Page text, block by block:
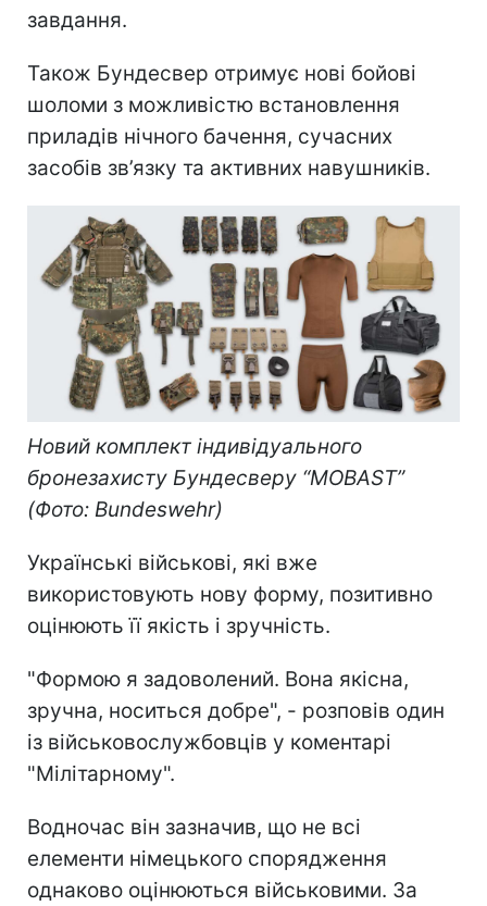
завдання.
Також Бундесвер отримує нові бойові
шоломи з можливістю встановлення
приладів нічного бачення, сучасних
засобів зв’язку та активних навушників.
Новий комплект індивідуального
бронезахисту Бундесверу “MOBAST”
(Фото: Bundeswehr)
Українські військові, які вже
використовують нову форму, позитивно
оцінюють її якість і зручність.
"Формою я задоволений. Вона якісна,
зручна, носиться добре", - розповів один
із військовослужбовців у коментарі
"Мілітарному".
Водночас він зазначив, що не всі
елементи німецького спорядження
однаково оцінюються військовими. За